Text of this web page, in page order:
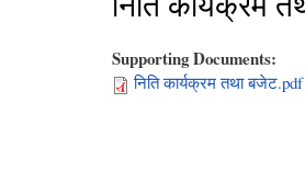
Supporting Documents:
निति कार्यक्रम तथा बजेट.pdf